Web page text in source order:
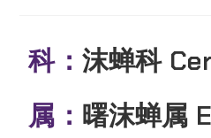
科： 沫蝉科
属： 曙沫蝉属